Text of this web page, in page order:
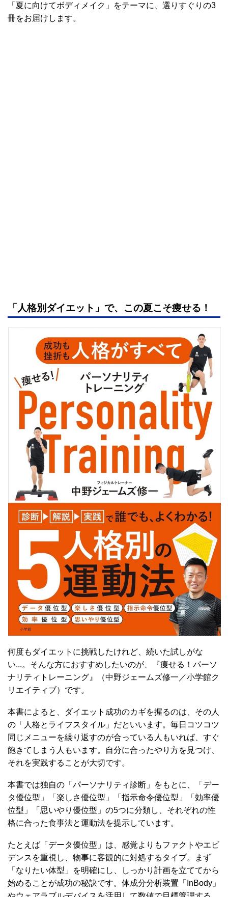
「夏に向けてボディメイク」をテーマに、選りすぐりの3
冊をお届けします。
「人格別ダイエット」で、この夏こそ痩せる！
何度もダイエットに挑戦したけれど、続いた試しがな
い...。そんな方におすすめしたいのが、『痩せる！パーソ
ナリティトレーニング』（中野ジェームズ修一／小学館ク
リエイティブ）です。
本書によると、ダイエット成功のカギを握るのは、その人
の「人格とライフスタイル」だといいます。毎日コツコツ
同じメニューを繰り返すのが合っている人もいれば、すぐ
飽きてしまう人もいます。自分に合ったやり方を見つけ、
それを実践することが大切です。
本書では独自の「パーソナリティ診断」をもとに、「デー
タ優位型」「楽しさ優位型」「指示命令優位型」「効率優
位型」「思いやり優位型」の5つに分類し、それぞれの性
格に合った食事法と運動法を提示しています。
たとえば「データ優位型」は、感覚よりもファクトやエビ
デンスを重視し、物事に客観的に対処するタイプ。まず
「なりたい体型」を明確にし、しっかり計画を立ててから
始めることが成功の秘訣です。体成分分析装置「InBody」